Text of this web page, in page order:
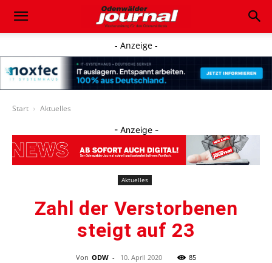
- Anzeige -
Start Aktuelles
- Anzeige -
Aktuelles
Zahl der Verstorbenen
steigt auf 23
Von ODW - 10. April 2020 85